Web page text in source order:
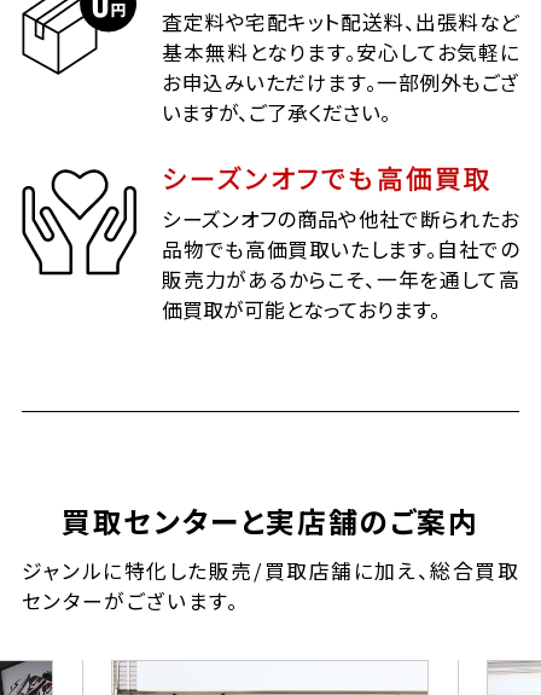
査定料や宅配キット配送料、出張料など
基本無料となります。安心してお気軽に
お申込みいただけます。一部例外もござ
いますが、ご了承ください。
シーズンオフでも高価買取
シーズンオフの商品や他社で断られたお
品物でも高価買取いたします。自社での
販売力があるからこそ、一年を通して高
価買取が可能となっております。
買取センターと実店舗のご案内
ジャンルに特化した販売/買取店舗に加え、総合買取
センターがございます。